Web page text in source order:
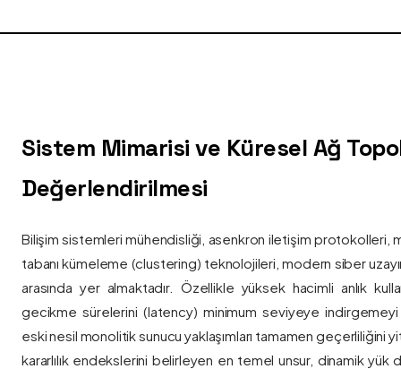
Sistem Mimarisi ve Küresel Ağ
Değerlendirilmesi
Bilişim sistemleri mühendisliği, asenkron iletişim protokolleri,
tabanı kümeleme (clustering) teknolojileri, modern siber
arasında yer almaktadır. Özellikle yüksek hacimli anlık
gecikme sürelerini (latency) minimum seviyeye
eski nesil monolitik sunucu yaklaşımları tamamen geçerliliğini
kararlılık endekslerini belirleyen en temel unsur, dinamik yük